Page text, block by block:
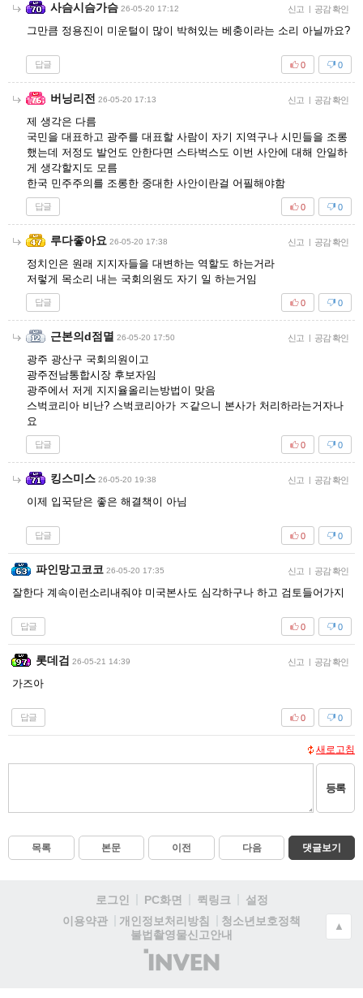
사슴시슴가슴 26-05-20 17:12 신고 | 공감 확인
그만큼 정용진이 미운털이 많이 박혀있는 베충이라는 소리 아닐까요?
답글 0
0
버닝리전 26-05-20 17:13 신고 | 공감 확인
제 생각은 다름
국민을 대표하고 광주를 대표할 사람이 자기 지역구나 시민들을 조롱
했는데 저정도 발언도 안한다면 스타벅스도 이번 사안에 대해 안일하
게 생각할지도 모름
한국 민주주의를 조롱한 중대한 사안이란걸 어필해야함
답글 0
0
루다좋아요 26-05-20 17:38 신고 | 공감 확인
정치인은 원래 지지자들을 대변하는 역할도 하는거라
저렇게 목소리 내는 국회의원도 자기 일 하는거임
답글 0
0
근본의d점멸 26-05-20 17:50 신고 | 공감 확인
광주 광산구 국회의원이고
광주전남통합시장 후보자임
광주에서 저게 지지율올리는방법이 맞음
스벅코리아 비난? 스벅코리아가 ㅈ같으니 본사가 처리하라는거자나
요
답글 0
0
킹스미스 26-05-20 19:38 신고 | 공감 확인
이제 입꾹닫은 좋은 해결책이 아님
답글 0
0
파인망고코코 26-05-20 17:35 신고 | 공감 확인
잘한다 계속이런소리내줘야 미국본사도 심각하구나 하고 검토들어가지
답글 0
0
롯데검 26-05-21 14:39 신고 | 공감 확인
가즈아
답글 0
0
새로고침
등록
목록 본문 이전 다음 댓글보기
로그인 PC화면 퀵링크
설정
이용약관
개인정보처리방침
청소년보호정책
불법촬영물신고안내
(주)
인
▲